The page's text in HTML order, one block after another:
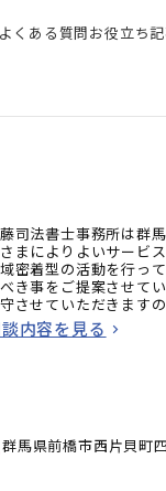
よくある質問お役立ち
司法書士事務所は群
まによりよいサービ
密着型の活動を行っ
き事をご提案させて
させていただきます
内容を見る
群馬県前橋市西片貝町